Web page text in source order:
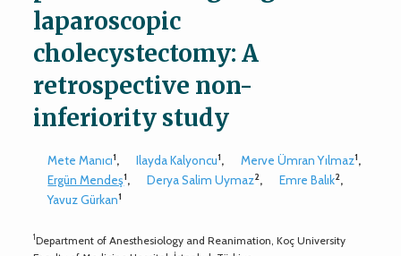
laparoscopic
cholecystectomy: A
retrospective non-
inferiority study
Mete Manıcı1, Ilayda Kalyoncu1, Merve Ümran Yılmaz1,
Ergün Mendeş1, Derya Salim Uymaz2, Emre Balık2,
Yavuz Gürkan1
1Department of Anesthesiology and Reanimation, Koç University